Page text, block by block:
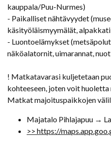
kauppala/Puu-Nurmes)
- Paikalliset nähtävyydet
käsityöläismyymälät,
- Luontoelämykset
näköalatornit, uimarannat,
! Matkatavarasi kuljetetaan
kohteeseen, joten voit
Matkat majoituspaikkojen
Majatalo Pihlajapuu →
​>> https://